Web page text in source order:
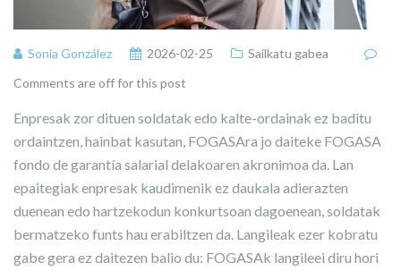
Sonia González 2026-02-25
Sailkatu gabea
Comments are off for this post
Enpresak zor dituen soldatak edo kalte-ordainak ez baditu
ordaintzen, hainbat kasutan, FOGASAra jo daiteke FOGASA
fondo de garantía salarial delakoaren akronimoa da. Lan
epaitegiak enpresak kaudimenik ez daukala adierazten
duenean edo hartzekodun konkurtsoan dagoenean, soldatak
bermatzeko funts hau erabiltzen da. Langileak ezer kobratu
gabe gera ez daitezen balio du: FOGASAk langileei diru hori